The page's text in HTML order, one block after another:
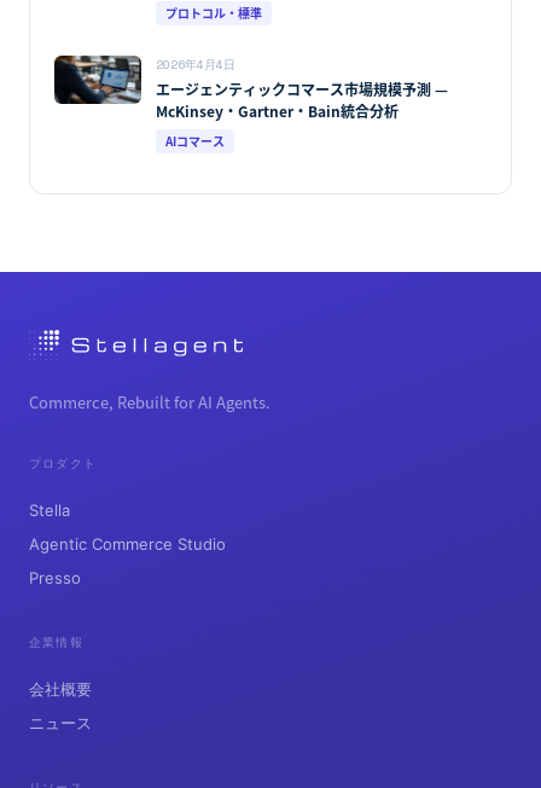
プロトコル・標準
2026年4月4日
エージェンティックコマース市場規模予測 —
McKinsey・Gartner・Bain統合分析
AIコマース
Commerce, Rebuilt for AI Agents.
プロダクト
Stella
Agentic Commerce Studio
Presso
企業情報
会社概要
ニュース